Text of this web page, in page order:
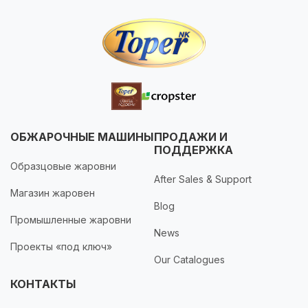
ОБЖАРОЧНЫЕ МАШИНЫ
Образцовые жаровни
Магазин жаровен
Промышленные жаровни
Проекты «под ключ»
ПРОДАЖИ И
ПОДДЕРЖКА
After Sales & Support
Blog
News
Our Catalogues
КОНТАКТЫ